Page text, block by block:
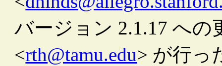
バージョン 2.1.17 への
<rth@tamu.edu> が行っ